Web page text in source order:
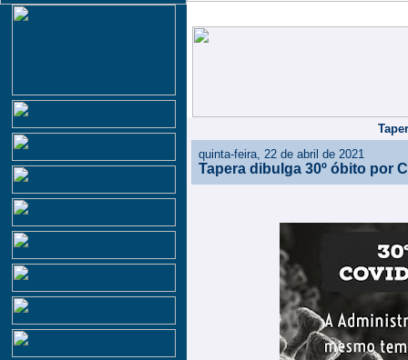
quinta-feira, 22 de abril de 2021
Tapera dibulga 30º óbito por